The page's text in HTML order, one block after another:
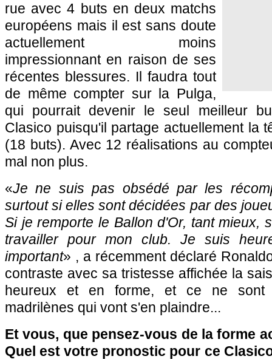
rue avec 4 buts en deux matchs
européens mais il est sans doute
actuellement moins
impressionnant en raison de ses
récentes blessures. Il faudra tout
de même compter sur la Pulga,
qui pourrait devenir le seul meilleur
Clasico puisqu'il partage actuellement la
(18 buts). Avec 12 réalisations au
mal non plus.
«Je ne suis pas obsédé par les
surtout si elles sont décidées par des
Si je remporte le Ballon d'Or, tant mieux,
travailler pour mon club. Je suis
important» , a récemment déclaré
contraste avec sa tristesse affichée la
heureux et en forme, et ce ne sont
madrilènes qui vont s'en plaindre...
Et vous, que pensez-vous de la forme
Quel est votre pronostic pour ce